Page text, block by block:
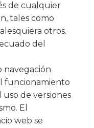
de cualquier
tales como
otros.
del
navegación
funcionamiento
de versiones
El
web se